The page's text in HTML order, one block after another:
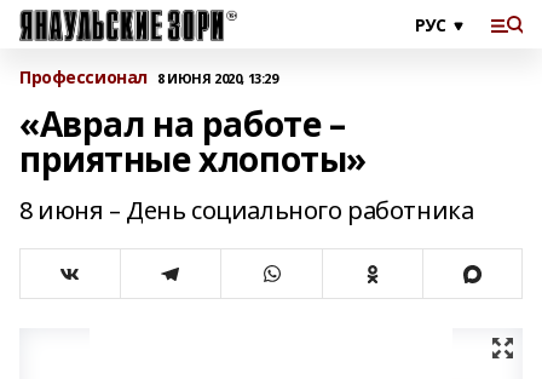
Профессионал 8 ИЮНЯ 2020, 13:29
«Аврал на работе –
приятные хлопоты»
8 июня – День социального работника